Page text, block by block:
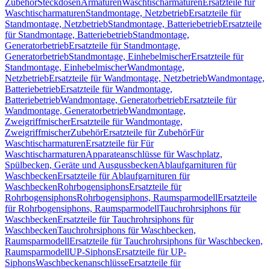
ZubehörSteckdosenArmaturenWaschtischarmaturen Ersatzteile für
WaschtischarmaturenStandmontage, NetzbetriebErsatzteile für
Standmontage, NetzbetriebStandmontage, BatteriebetriebErsatzteile
für Standmontage, BatteriebetriebStandmontage,
GeneratorbetriebErsatzteile für Standmontage,
GeneratorbetriebStandmontage, EinhebelmischerErsatzteile für
Standmontage, EinhebelmischerWandmontage,
NetzbetriebErsatzteile für Wandmontage, NetzbetriebWandmontage,
BatteriebetriebErsatzteile für Wandmontage,
BatteriebetriebWandmontage, GeneratorbetriebErsatzteile für
Wandmontage, GeneratorbetriebWandmontage,
ZweigriffmischerErsatzteile für Wandmontage,
ZweigriffmischerZubehörErsatzteile für ZubehörFür
WaschtischarmaturenErsatzteile für Für
WaschtischarmaturenApparateanschlüsse für Waschplatz,
Spülbecken, Geräte und AusgussbeckenAblaufgarnituren für
WaschbeckenErsatzteile für Ablaufgarnituren für
WaschbeckenRohrbogensiphonsErsatzteile für
RohrbogensiphonsRohrbogensiphons, RaumsparmodellErsatzteile
für Rohrbogensiphons, RaumsparmodellTauchrohrsiphons für
WaschbeckenErsatzteile für Tauchrohrsiphons für
WaschbeckenTauchrohrsiphons für Waschbecken,
RaumsparmodellErsatzteile für Tauchrohrsiphons für Waschbecken,
RaumsparmodellUP-SiphonsErsatzteile für UP-
SiphonsWaschbeckenanschlüsseErsatzteile für